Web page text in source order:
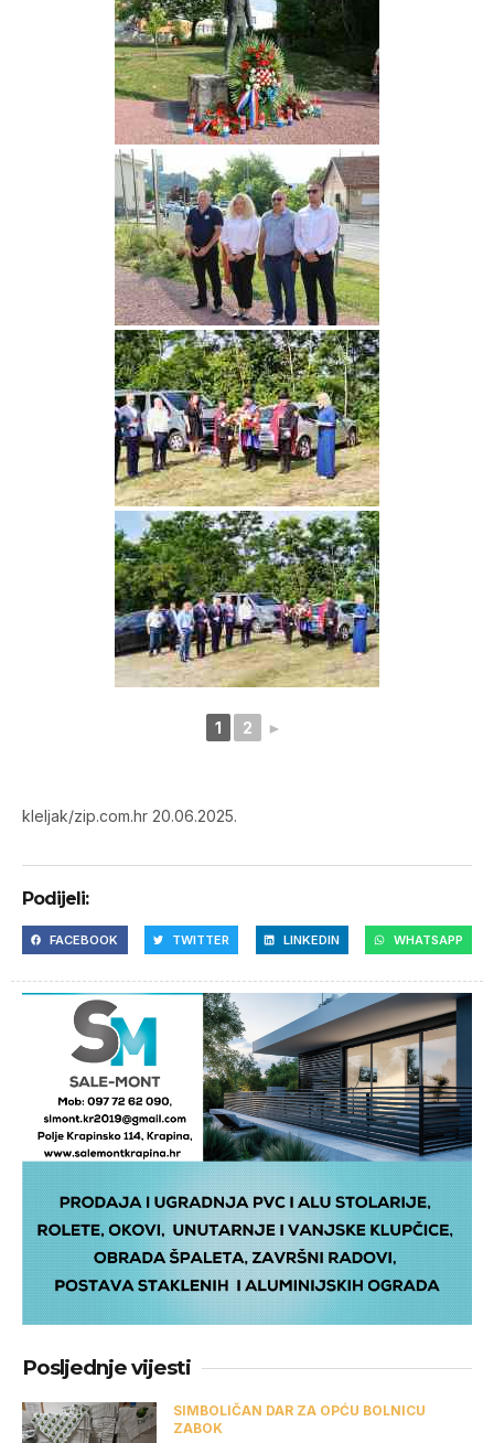
1 2 ►
kleljak/zip.com.hr 20.06.2025.
Podijeli:
FACEBOOK TWITTER LINKEDIN WHATSAPP
Posljednje vijesti
SIMBOLIČAN DAR ZA OPĆU BOLNICU
ZABOK